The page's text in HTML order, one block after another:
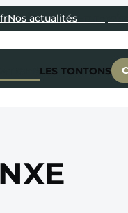
Nos actualités
LES TONTONS